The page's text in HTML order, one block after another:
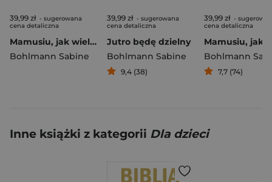
39,99 zł - sugerowana
cena detaliczna
Mamusiu, jak wielki jest świat?
Bohlmann Sabine
39,99 zł - sugerowana
cena detaliczna
Jutro będę dzielny
Bohlmann Sabine
9,4 (38)
39,99 zł -
cena detaliczna
Bohlmann
7,7 (74)
Inne książki z kategorii Dla dzieci